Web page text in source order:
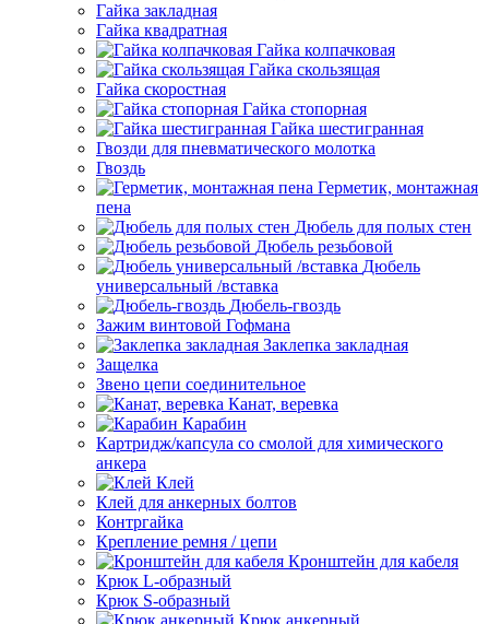
Гайка закладная
Гайка квадратная
Гайка колпачковая
Гайка скользящая
Гайка скоростная
Гайка стопорная
Гайка шестигранная
Гвозди для пневматического молотка
Гвоздь
Герметик, монтажная
пена
Дюбель для полых стен
Дюбель резьбовой
Дюбель
универсальный /вставка
Дюбель-гвоздь
Зажим винтовой Гофмана
Заклепка закладная
Защелка
Звено цепи соединительное
Канат, веревка
Карабин
Картридж/капсула со смолой для химического
анкера
Клей
Клей для анкерных болтов
Контргайка
Крепление ремня / цепи
Кронштейн для кабеля
Крюк L-образный
Крюк S-образный
Крюк анкерный